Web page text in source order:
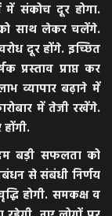
में संकोच दूर होगा.
साथ लेकर चलेंगे.
दूर होंगे. इच्छित
प्रस्ताव प्राप्त कर
व्यापार बढ़ाने में
में तेजी रखेंगे.
बड़ी सफलता को
से संबंधी निर्णय
होगी. समकक्ष व